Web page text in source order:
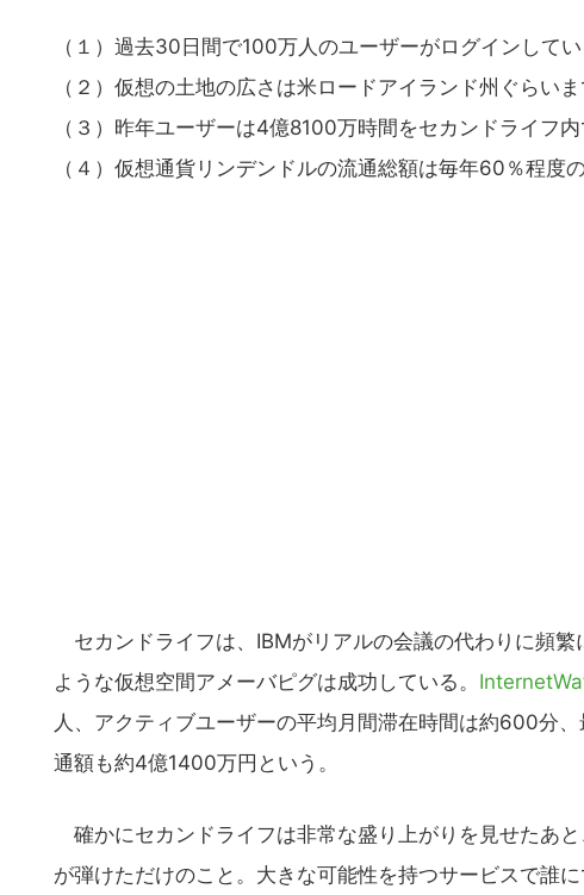
（１）過去30日間で100万人のユーザーがログインしてい
（２）仮想の土地の広さは米ロードアイランド州ぐらい
（３）昨年ユーザーは4億8100万時間をセカンドライフ
（４）仮想通貨リンデンドルの流通総額は毎年60％程度
セカンドライフは、IBMがリアルの会議の代わりに頻
ような仮想空間アメーバピグは成功している。
人、アクティブユーザーの平均月間滞在時間は約600分
通額も約4億1400万円という。
確かにセカンドライフは非常な盛り上がりを見せたあ
が弾けただけのこと。大きな可能性を持つサービスで誰